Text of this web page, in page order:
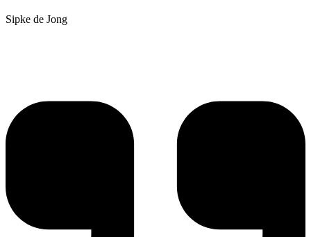
Sipke de Jong